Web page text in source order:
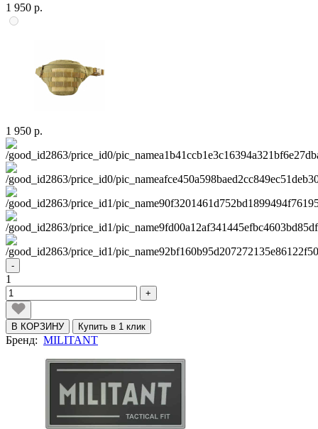
1 950 р.
1 950 р.
-
1
+
В КОРЗИНУ Купить в 1 клик
Бренд: MILITANT